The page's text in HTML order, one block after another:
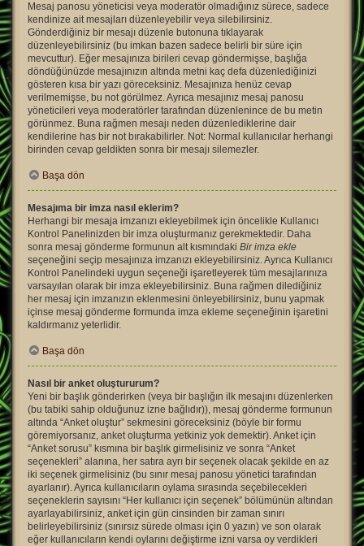
Mesaj panosu yöneticisi veya moderatör olmadığınız sürece, sadece
kendinize ait mesajları düzenleyebilir veya silebilirsiniz.
Gönderdiğiniz bir mesajı düzenle butonuna tıklayarak
düzenleyebilirsiniz (bu imkan bazen sadece belirli bir süre için
mevcuttur). Eğer mesajınıza birileri cevap göndermişse, başlığa
döndüğünüzde mesajınızın altında metni kaç defa düzenlediğinizi
gösteren kısa bir yazı göreceksiniz. Mesajınıza henüz cevap
verilmemişse, bu not görülmez. Ayrıca mesajınız mesaj panosu
yöneticileri veya moderatörler tarafından düzenlenince de bu metin
görünmez. Buna rağmen mesajı neden düzenlediklerine dair
kendilerine has bir not bırakabilirler. Not: Normal kullanıcılar herhangi
birinden cevap geldikten sonra bir mesajı silemezler.
Başa dön
Mesajıma bir imza nasıl eklerim?
Herhangi bir mesaja imzanızı ekleyebilmek için öncelikle Kullanıcı
Kontrol Panelinizden bir imza oluşturmanız gerekmektedir. Daha
sonra mesaj gönderme formunun alt kısmındaki Bir imza ekle
seçeneğini seçip mesajınıza imzanızı ekleyebilirsiniz. Ayrıca Kullanıcı
Kontrol Panelindeki uygun seçeneği işaretleyerek tüm mesajlarınıza
varsayılan olarak bir imza ekleyebilirsiniz. Buna rağmen dilediğiniz
her mesaj için imzanızın eklenmesini önleyebilirsiniz, bunu yapmak
içinse mesaj gönderme formunda imza ekleme seçeneğinin işaretini
kaldırmanız yeterlidir.
Başa dön
Nasıl bir anket oluştururum?
Yeni bir başlık gönderirken (veya bir başlığın ilk mesajını düzenlerken
(bu tabiki sahip olduğunuz izne bağlıdır)), mesaj gönderme formunun
altında “Anket oluştur” sekmesini göreceksiniz (böyle bir formu
göremiyorsanız, anket oluşturma yetkiniz yok demektir). Anket için
“Anket sorusu” kısmına bir başlık girmelisiniz ve sonra “Anket
seçenekleri” alanına, her satıra ayrı bir seçenek olacak şekilde en az
iki seçenek girmelisiniz (bu sınır mesaj panosu yönetici tarafından
ayarlanır). Ayrıca kullanıcıların oylama sırasında seçebilecekleri
seçeneklerin sayısını “Her kullanıcı için seçenek” bölümünün altından
ayarlayabilirsiniz, anket için gün cinsinden bir zaman sınırı
belirleyebilirsiniz (sınırsız sürede olması için 0 yazın) ve son olarak
eğer kullanıcıların kendi oylarını değiştirme izni varsa oy verdikleri